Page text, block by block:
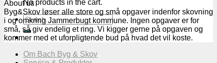
No products in the cart.
Search
for:
About us
Byg&Skov løser alle store og små opgaver indenfor skovning
i og omkring Jammerbugt kommune. Ingen opgaver er for
små, så giv endelig et ring. Vi kigger gerne på opgaven og
kommer med et uforpligtende bud på hvad det vil koste.
Om Bach Byg & Skov